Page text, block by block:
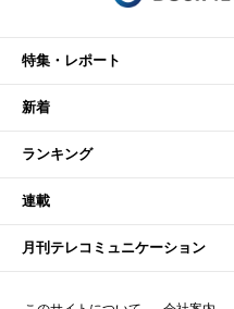
特集・レポート
新着
ランキング
連載
月刊テレコミュニケーション